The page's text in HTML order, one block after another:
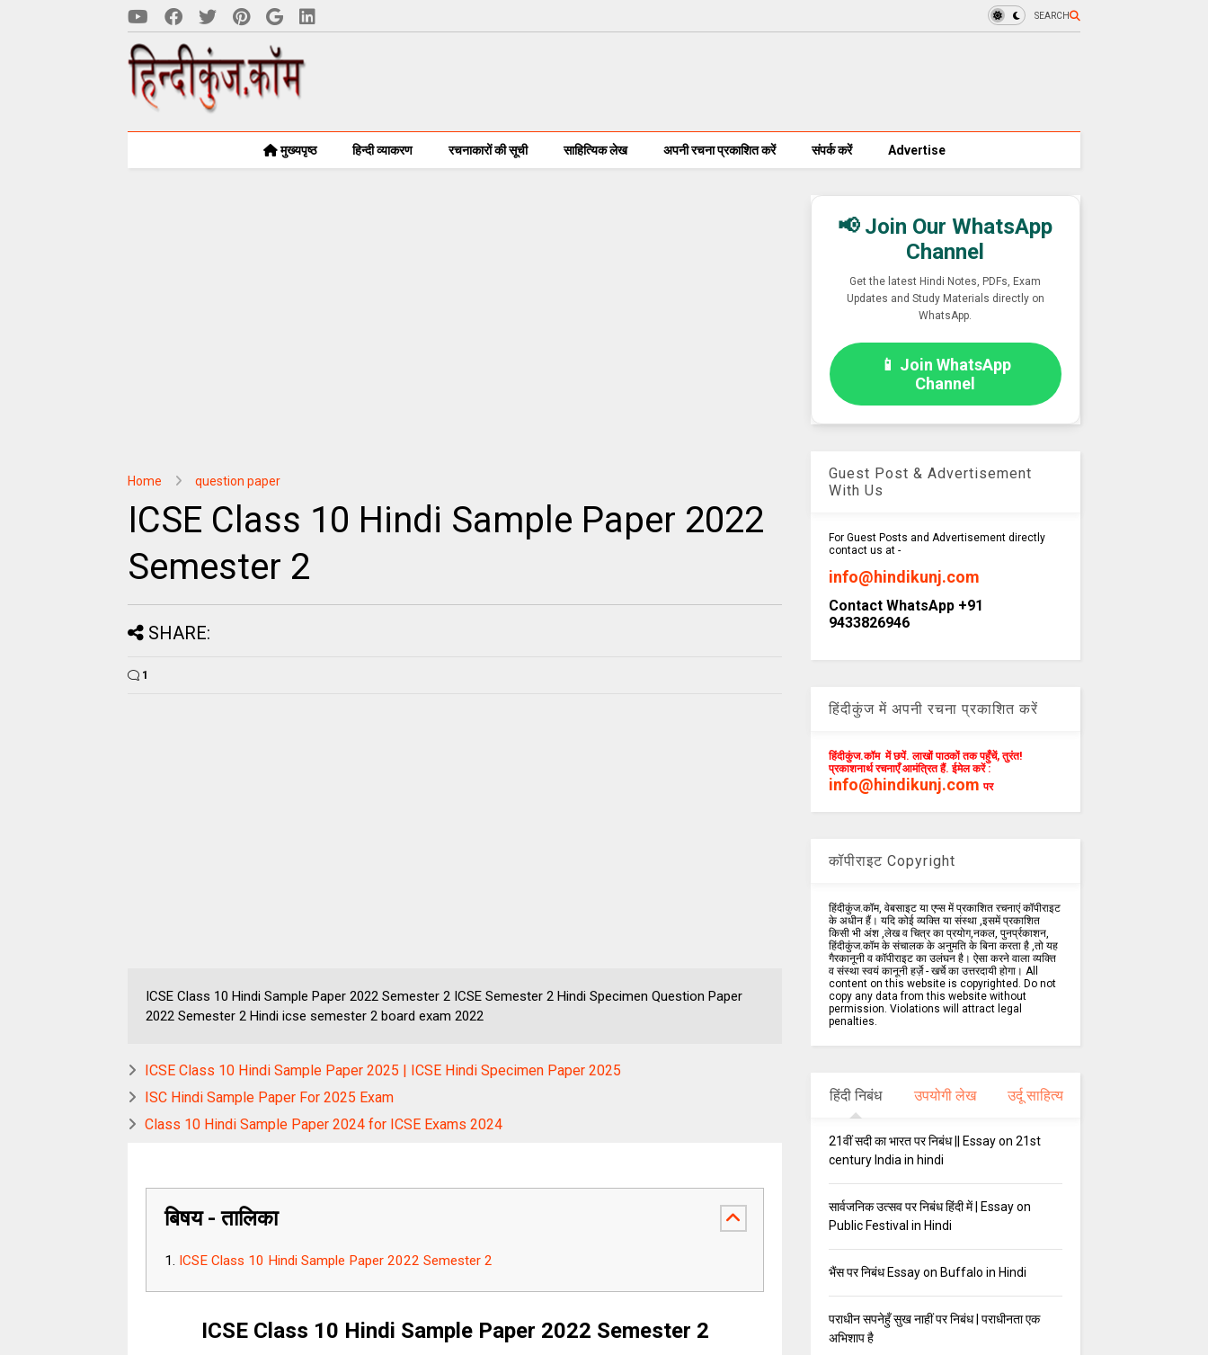
SEARCH
मुख्यपृष्ठ हिन्दी व्याकरण रचनाकारों की सूची साहित्यिक लेख अपनी रचना प्रकाशित करें संपर्क करें Advertise
Home question paper
ICSE Class 10 Hindi Sample Paper 2022
Semester 2
SHARE:
1
ICSE Class 10 Hindi Sample Paper 2022 Semester 2 ICSE Semester 2 Hindi Specimen Question Paper
2022 Semester 2 Hindi icse semester 2 board exam 2022
ICSE Class 10 Hindi Sample Paper 2025 | ICSE Hindi Specimen Paper 2025
ISC Hindi Sample Paper For 2025 Exam
Class 10 Hindi Sample Paper 2024 for ICSE Exams 2024
बिषय - तालिका
ICSE Class 10 Hindi Sample Paper 2022 Semester 2
ICSE Class 10 Hindi Sample Paper 2022 Semester 2
📢 Join Our WhatsApp
Channel
Get the latest Hindi Notes, PDFs, Exam
Updates and Study Materials directly on
WhatsApp.
📱 Join WhatsApp
Channel
Guest Post & Advertisement
With Us
For Guest Posts and Advertisement directly
contact us at -
info@hindikunj.com
Contact WhatsApp +91
9433826946
हिंदीकुंज में अपनी रचना प्रकाशित करें
हिंदीकुंज.कॉम में छपें. लाखों पाठकों तक पहुँचें, तुरंत!
प्रकाशनार्थ रचनाएँ आमंत्रित हैं. ईमेल करें :
info@hindikunj.com पर
कॉपीराइट Copyright
हिंदीकुंज.कॉम, वेबसाइट या एप्स में प्रकाशित रचनाएं कॉपीराइट
के अधीन हैं। यदि कोई व्यक्ति या संस्था ,इसमें प्रकाशित
किसी भी अंश ,लेख व चित्र का प्रयोग,नकल, पुनर्प्रकाशन,
हिंदीकुंज.कॉम के संचालक के अनुमति के बिना करता है ,तो यह
गैरकानूनी व कॉपीराइट का उलंघन है। ऐसा करने वाला व्यक्ति
व संस्था स्वयं कानूनी हर्ज़े - खर्चे का उत्तरदायी होगा। All
content on this website is copyrighted. Do not
copy any data from this website without
permission. Violations will attract legal
penalties.
हिंदी निबंध उपयोगी लेख उर्दू साहित्य
21वीं सदी का भारत पर निबंध || Essay on 21st
century India in hindi
सार्वजनिक उत्सव पर निबंध हिंदी में | Essay on
Public Festival in Hindi
भैंस पर निबंध Essay on Buffalo in Hindi
पराधीन सपनेहुँ सुख नाहीं पर निबंध | पराधीनता एक
अभिशाप है